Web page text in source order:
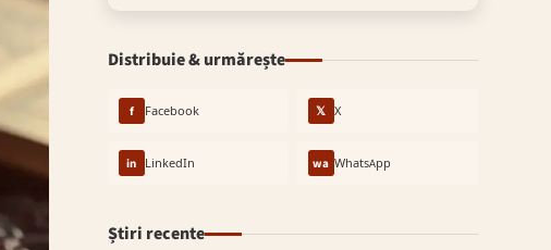
Distribuie & urmărește
f Facebook 𝕏 X
in LinkedIn wa WhatsApp
Știri recente